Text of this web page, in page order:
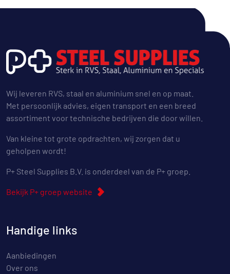
Wij leveren RVS, staal en aluminium snel en op maat.
Met persoonlijk advies, eigen transport en een breed
assortiment voor technische bedrijven die door willen.
Van kleine tot grote opdrachten, wij zorgen dat u
geholpen wordt!
P+ Steel Supplies B.V. is onderdeel van de P+ groep.
Bekijk P+ groep website
Handige links
Aanbiedingen
Over ons